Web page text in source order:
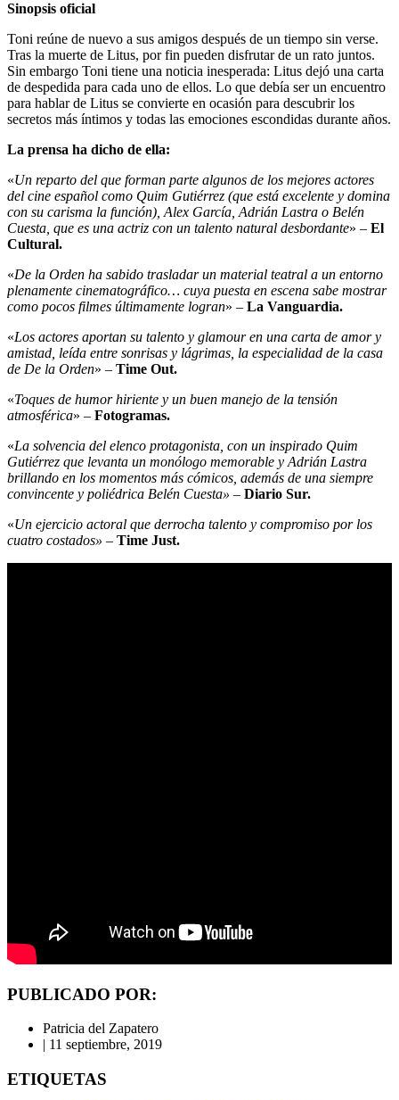
Sinopsis oficial
Toni reúne de nuevo a sus amigos después de un tiempo sin verse.
Tras la muerte de Litus, por fin pueden disfrutar de un rato juntos.
Sin embargo Toni tiene una noticia inesperada: Litus dejó una carta
de despedida para cada uno de ellos. Lo que debía ser un encuentro
para hablar de Litus se convierte en ocasión para descubrir los
secretos más íntimos y todas las emociones escondidas durante años.
La prensa ha dicho de ella:
«Un reparto del que forman parte algunos de los mejores actores
del cine español como Quim Gutiérrez (que está excelente y domina
con su carisma la función), Alex García, Adrián Lastra o Belén
Cuesta, que es una actriz con un talento natural desbordante» – El
Cultural.
«De la Orden ha sabido trasladar un material teatral a un entorno
plenamente cinematográfico… cuya puesta en escena sabe mostrar
como pocos filmes últimamente logran» – La Vanguardia.
«Los actores aportan su talento y glamour en una carta de amor y
amistad, leída entre sonrisas y lágrimas, la especialidad de la casa
de De la Orden» – Time Out.
«Toques de humor hiriente y un buen manejo de la tensión
atmosférica» – Fotogramas.
«La solvencia del elenco protagonista, con un inspirado Quim
Gutiérrez que levanta un monólogo memorable y Adrián Lastra
brillando en los momentos más cómicos, además de una siempre
convincente y poliédrica Belén Cuesta» – Diario Sur.
«Un ejercicio actoral que derrocha talento y compromiso por los
cuatro costados» – Time Just.
PUBLICADO POR:
Patricia del Zapatero
| 11 septiembre, 2019
ETIQUETAS